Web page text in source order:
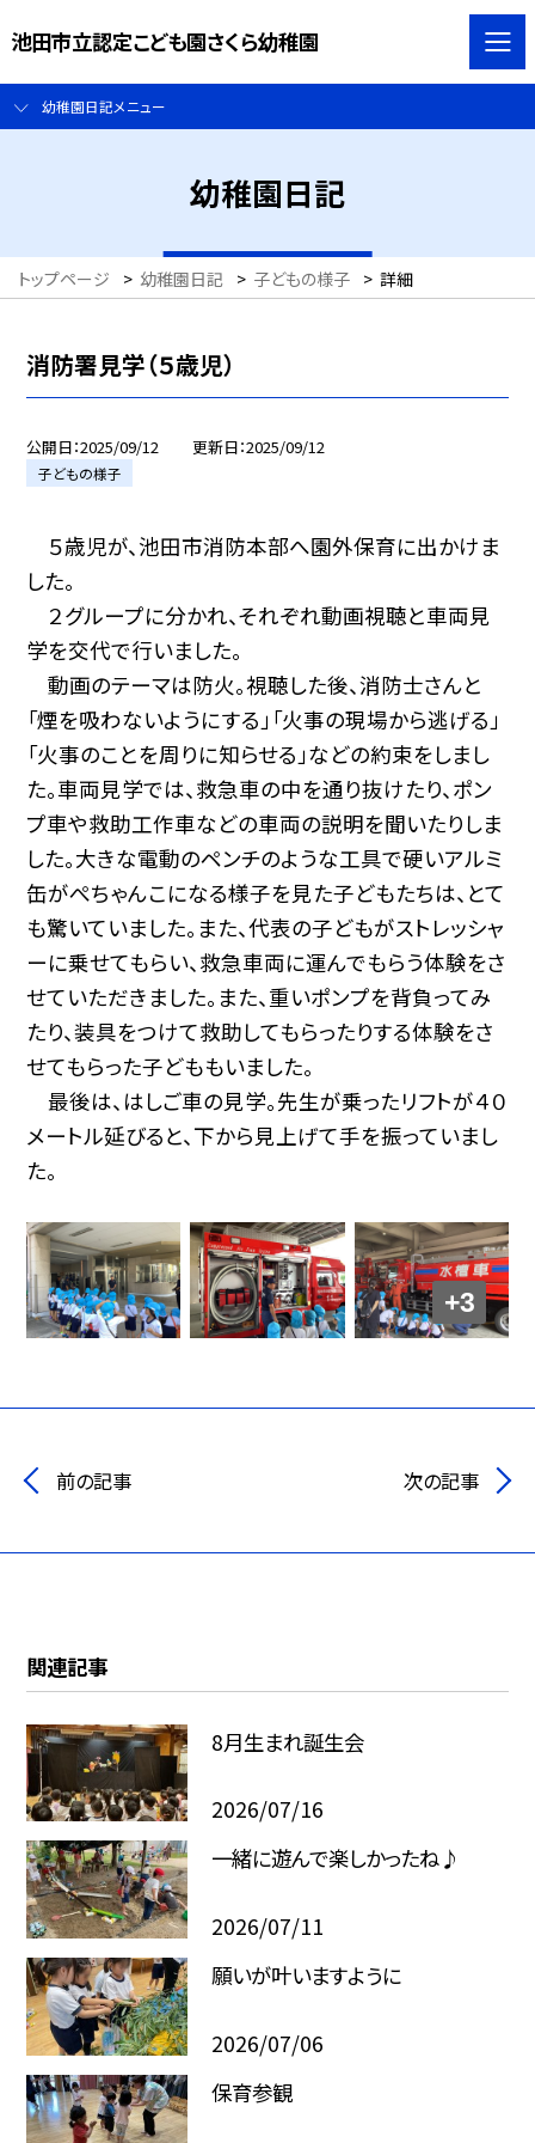
池田市立認定こども園さくら幼稚園
幼稚園日記メニュー
幼稚園日記
トップページ > 幼稚園日記 > 子どもの様子 > 詳細
消防署見学（５歳児）
公開日 2025/09/12 更新日 2025/09/12
子どもの様子
５歳児が、池田市消防本部へ園外保育に出かけま
した。
２グループに分かれ、それぞれ動画視聴と車両見
学を交代で行いました。
動画のテーマは防火。視聴した後、消防士さんと
「煙を吸わないようにする」「火事の現場から逃げる」
「火事のことを周りに知らせる」などの約束をしまし
た。車両見学では、救急車の中を通り抜けたり、ポン
プ車や救助工作車などの車両の説明を聞いたりしま
した。大きな電動のペンチのような工具で硬いアルミ
缶がぺちゃんこになる様子を見た子どもたちは、とて
も驚いていました。また、代表の子どもがストレッシャ
ーに乗せてもらい、救急車両に運んでもらう体験をさ
せていただきました。また、重いポンプを背負ってみ
たり、装具をつけて救助してもらったりする体験をさ
せてもらった子どももいました。
最後は、はしご車の見学。先生が乗ったリフトが４０
メートル延びると、下から見上げて手を振っていまし
た。
+3
前の記事 次の記事
関連記事
8月生まれ誕生会
2026/07/16
一緒に遊んで楽しかったね♪
2026/07/11
願いが叶いますように
2026/07/06
保育参観